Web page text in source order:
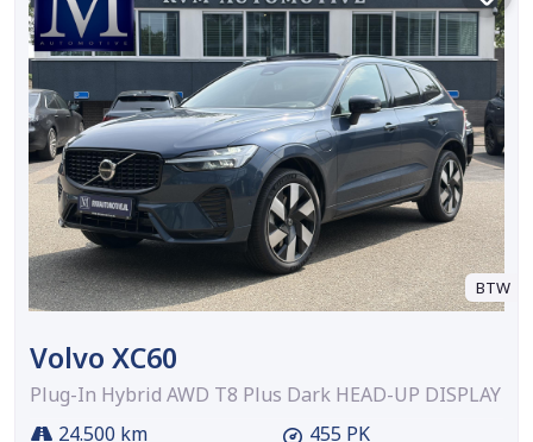
BTW
Volvo XC60
Plug-In Hybrid AWD T8 Plus Dark HEAD-UP DISPLAY
24.500 km
455 PK